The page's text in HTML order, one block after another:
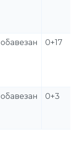
обавезан 0+17
обавезан 0+3